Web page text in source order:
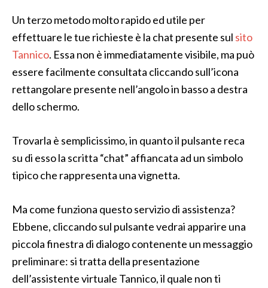
Un terzo metodo molto rapido ed utile per
effettuare le tue richieste è la chat presente sul sito
Tannico. Essa non è immediatamente visibile, ma può
essere facilmente consultata cliccando sull’icona
rettangolare presente nell’angolo in basso a destra
dello schermo.
Trovarla è semplicissimo, in quanto il pulsante reca
su di esso la scritta “chat” affiancata ad un simbolo
tipico che rappresenta una vignetta.
Ma come funziona questo servizio di assistenza?
Ebbene, cliccando sul pulsante vedrai apparire una
piccola finestra di dialogo contenente un messaggio
preliminare: si tratta della presentazione
dell’assistente virtuale Tannico, il quale non ti